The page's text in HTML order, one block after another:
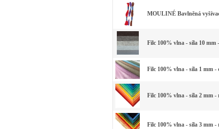
MOULINÉ Bavlněná
Filc 100% vlna - síla 10 mm
Filc 100% vlna - síla 1 mm
Filc 100% vlna - síla 2 mm -
Filc 100% vlna - síla 3 mm -